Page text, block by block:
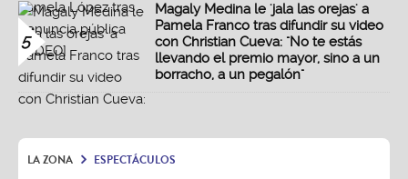
5
Magaly Medina le 'jala las orejas' a
Pamela Franco tras difundir su video
con Christian Cueva: "No te estás
llevando el premio mayor, sino a un
borracho, a un pegalón"
LA ZONA ESPECTÁCULOS